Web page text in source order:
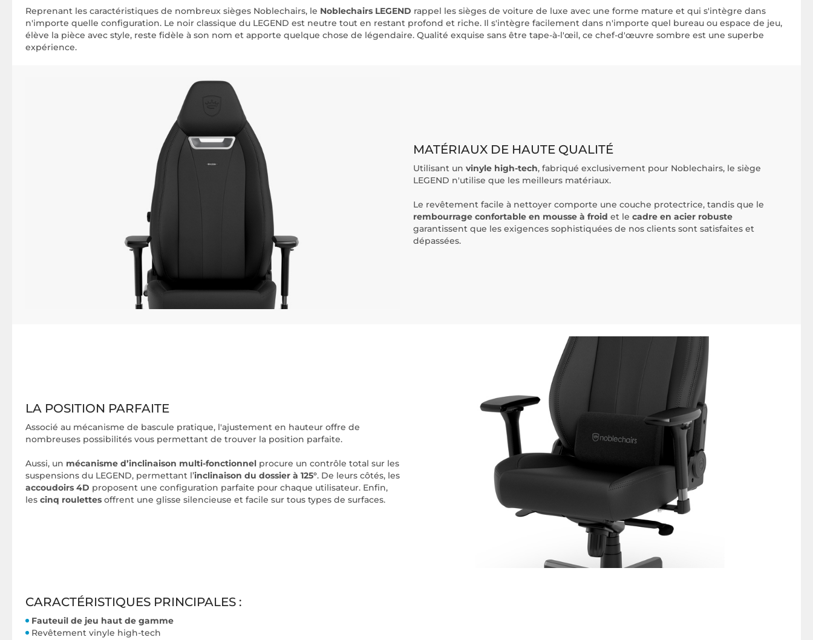
Reprenant les caractéristiques de nombreux sièges Noblechairs, le Noblechairs LEGEND rappel les sièges de voiture de luxe avec une forme mature et qui s'intègre dans
n'importe quelle configuration. Le noir classique du LEGEND est neutre tout en restant profond et riche. Il s'intègre facilement dans n'importe quel bureau ou espace de jeu,
élève la pièce avec style, reste fidèle à son nom et apporte quelque chose de légendaire. Qualité exquise sans être tape-à-l'œil, ce chef-d'œuvre sombre est une superbe
expérience.
MATÉRIAUX DE HAUTE QUALITÉ
Utilisant un vinyle high-tech, fabriqué exclusivement pour Noblechairs, le siège
LEGEND n'utilise que les meilleurs matériaux.
Le revêtement facile à nettoyer comporte une couche protectrice, tandis que le
rembourrage confortable en mousse à froid et le cadre en acier robuste
garantissent que les exigences sophistiquées de nos clients sont satisfaites et
dépassées.
LA POSITION PARFAITE
Associé au mécanisme de bascule pratique, l'ajustement en hauteur offre de
nombreuses possibilités vous permettant de trouver la position parfaite.
Aussi, un mécanisme d’inclinaison multi-fonctionnel procure un contrôle total sur les
suspensions du LEGEND, permettant l’inclinaison du dossier à 125°. De leurs côtés, les
accoudoirs 4D proposent une configuration parfaite pour chaque utilisateur. Enfin,
les cinq roulettes offrent une glisse silencieuse et facile sur tous types de surfaces.
CARACTÉRISTIQUES PRINCIPALES :
Fauteuil de jeu haut de gamme
Revêtement vinyle high-tech